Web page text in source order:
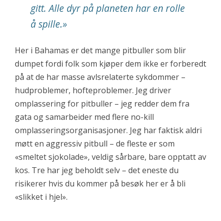
gitt. Alle dyr på planeten har en rolle
å spille.»
Her i Bahamas er det mange pitbuller som blir
dumpet fordi folk som kjøper dem ikke er forberedt
på at de har masse avlsrelaterte sykdommer –
hudproblemer, hofteproblemer. Jeg driver
omplassering for pitbuller – jeg redder dem fra
gata og samarbeider med flere no-kill
omplasseringsorganisasjoner. Jeg har faktisk aldri
møtt en aggressiv pitbull – de fleste er som
«smeltet sjokolade», veldig sårbare, bare opptatt av
kos. Tre har jeg beholdt selv – det eneste du
risikerer hvis du kommer på besøk her er å bli
«slikket i hjel».